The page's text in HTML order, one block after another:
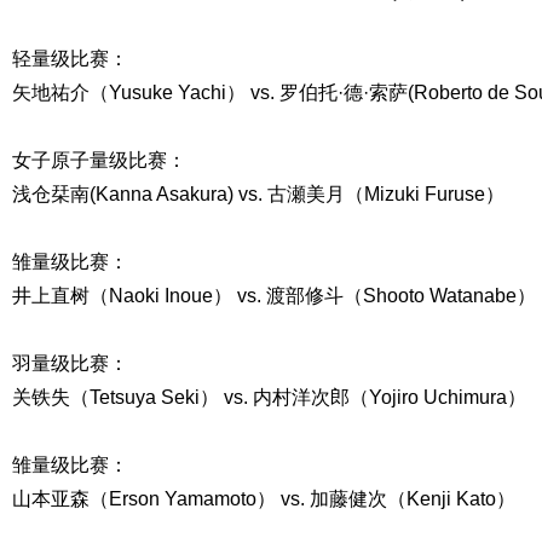
轻量级比赛：
矢地祐介（Yusuke Yachi） vs. 罗伯托·德·索萨(Roberto de
女子原子量级比赛：
浅仓栞南(Kanna Asakura) vs. 古瀬美月（Mizuki Furuse）
雏量级比赛：
井上直树（Naoki Inoue） vs. 渡部修斗（Shooto Watanabe）
羽量级比赛：
关铁失（Tetsuya Seki） vs. 内村洋次郎（Yojiro Uchimura）
雏量级比赛：
山本亚森（Erson Yamamoto） vs. 加藤健次（Kenji Kato）